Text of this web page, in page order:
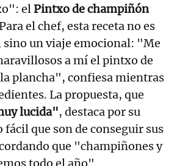
elPintxo de champiñón
el chef, esta receta no es
un viaje emocional: "Me
a mí el pintxo de
plancha", confiesa mientras
La propuesta, que
lucida", destaca por su
fácil que son de conseguir sus
que "champiñones y